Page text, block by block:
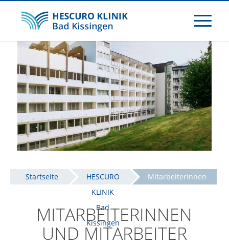
Startseite
HESCURO
KLINIK
Bad
Kissingen
Mitarbeiterinnen
MITARBEITERINNEN
UND MITARBEITER